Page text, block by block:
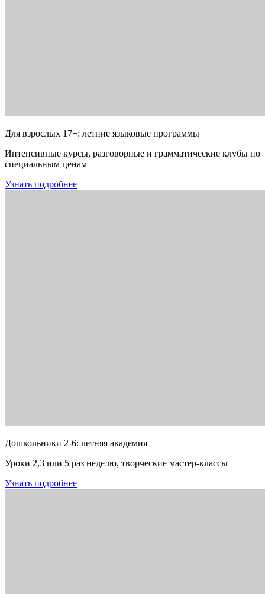
Для взрослых 17+: летние языковые программы
Интенсивные курсы, разговорные и грамматические клубы по
специальным ценам
Узнать подробнее
Дошкольники 2-6: летняя академия
Уроки 2,3 или 5 раз неделю, творческие мастер-классы
Узнать подробнее